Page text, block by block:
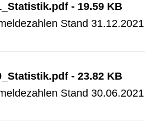
- 19.59 KB
Stand 31.12.2021
- 23.82 KB
Stand 30.06.2021